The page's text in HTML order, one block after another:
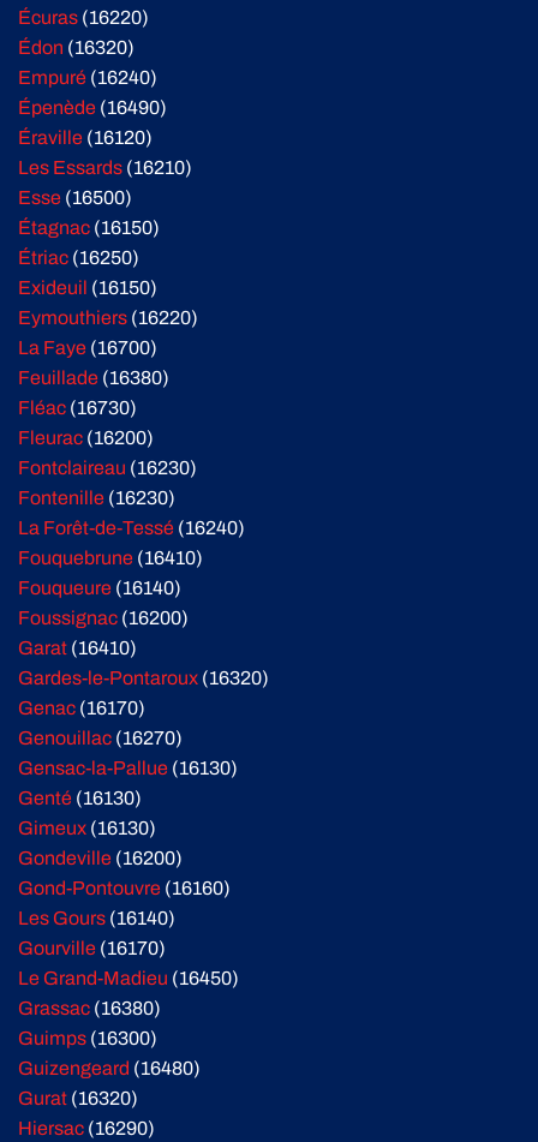
Écuras (16220)
Édon (16320)
Empuré (16240)
Épenède (16490)
Éraville (16120)
Les Essards (16210)
Esse (16500)
Étagnac (16150)
Étriac (16250)
Exideuil (16150)
Eymouthiers (16220)
La Faye (16700)
Feuillade (16380)
Fléac (16730)
Fleurac (16200)
Fontclaireau (16230)
Fontenille (16230)
La Forêt-de-Tessé (16240)
Fouquebrune (16410)
Fouqueure (16140)
Foussignac (16200)
Garat (16410)
Gardes-le-Pontaroux (16320)
Genac (16170)
Genouillac (16270)
Gensac-la-Pallue (16130)
Genté (16130)
Gimeux (16130)
Gondeville (16200)
Gond-Pontouvre (16160)
Les Gours (16140)
Gourville (16170)
Le Grand-Madieu (16450)
Grassac (16380)
Guimps (16300)
Guizengeard (16480)
Gurat (16320)
Hiersac (16290)